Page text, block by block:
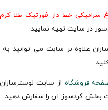
سرامیکی خط دار فورتیک طلا کرم
در سایت تهیه نمایید.
علاوه بر سایت می توانید به
فروشگاه از سایت لوسترسازان
بخش گردسوز آن را سفارش دهید.